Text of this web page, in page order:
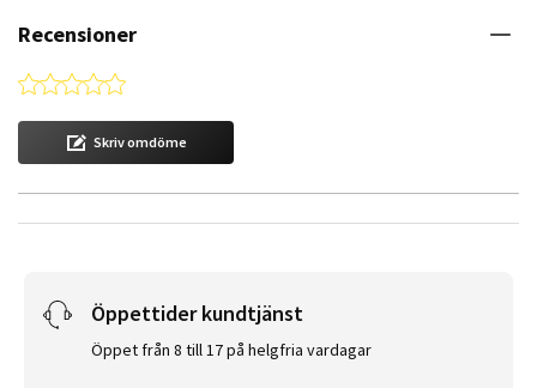
Recensioner
0.0 star rating
Skriv omdöme
Öppettider kundtjänst
Öppet från 8 till 17 på helgfria vardagar